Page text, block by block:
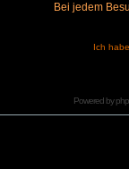
Bei jedem
Ich
Powered by